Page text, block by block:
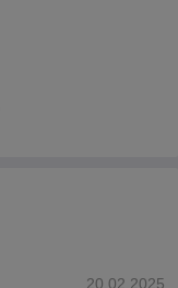
20.02.2025